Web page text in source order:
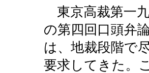
東京高裁第一
の第四回口頭弁
は、地裁段階で
要求してきた。